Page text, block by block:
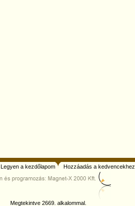
Legyen a kezdőlapom Hozzáadás a kedvencekhez
Megtekintve 2669. alkalommal.